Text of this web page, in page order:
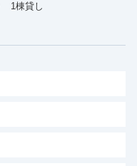
1棟貸し